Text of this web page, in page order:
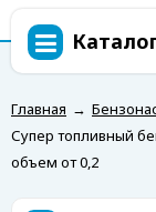
Главная →
Супер топливный
объем от 0,2